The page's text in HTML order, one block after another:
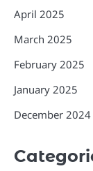
April 2025
March 2025
February 2025
January 2025
December 2024